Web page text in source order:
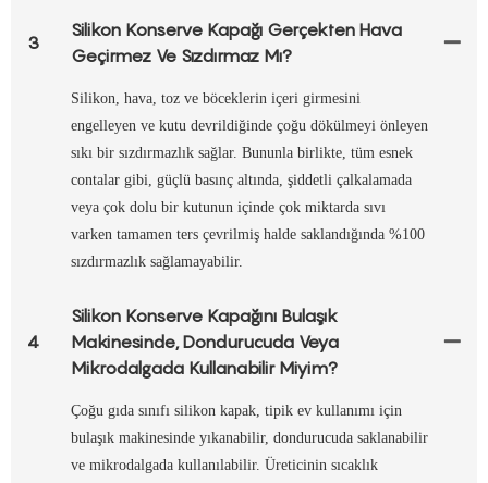
3
Silikon Konserve Kapağı Gerçekten Hava
Geçirmez Ve Sızdırmaz Mı?
Silikon, hava, toz ve böceklerin içeri girmesini
engelleyen ve kutu devrildiğinde çoğu dökülmeyi önleyen
sıkı bir sızdırmazlık sağlar. Bununla birlikte, tüm esnek
contalar gibi, güçlü basınç altında, şiddetli çalkalamada
veya çok dolu bir kutunun içinde çok miktarda sıvı
varken tamamen ters çevrilmiş halde saklandığında %100
sızdırmazlık sağlamayabilir.
4
Silikon Konserve Kapağını Bulaşık
Makinesinde, Dondurucuda Veya
Mikrodalgada Kullanabilir Miyim?
Çoğu gıda sınıfı silikon kapak, tipik ev kullanımı için
bulaşık makinesinde yıkanabilir, dondurucuda saklanabilir
ve mikrodalgada kullanılabilir. Üreticinin sıcaklık